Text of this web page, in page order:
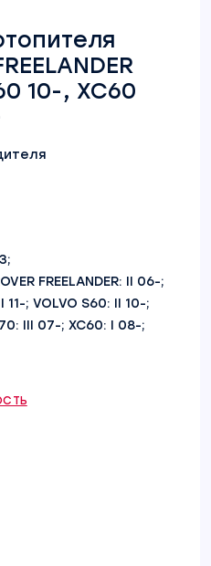
10-, XC60
FREELANDER: II 06-;
I 11-; VOLVO S60: II 10-;
III 07-; XC60: I 08-;